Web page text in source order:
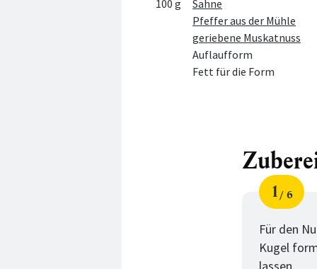
100 g
Sahne
Pfeffer aus der Mühle
geriebene Muskatnuss
Auflaufform
Fett für die Form
1
von
6
Für den
Kugel